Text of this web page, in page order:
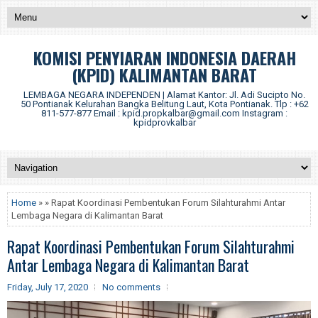
KOMISI PENYIARAN INDONESIA DAERAH
(KPID) KALIMANTAN BARAT
LEMBAGA NEGARA INDEPENDEN | Alamat Kantor: Jl. Adi Sucipto No.
50 Pontianak Kelurahan Bangka Belitung Laut, Kota Pontianak. Tlp : +62
811-577-877 Email : kpid.propkalbar@gmail.com Instagram :
kpidprovkalbar
Home » » Rapat Koordinasi Pembentukan Forum Silahturahmi Antar
Lembaga Negara di Kalimantan Barat
Rapat Koordinasi Pembentukan Forum Silahturahmi
Antar Lembaga Negara di Kalimantan Barat
Friday, July 17, 2020 No comments